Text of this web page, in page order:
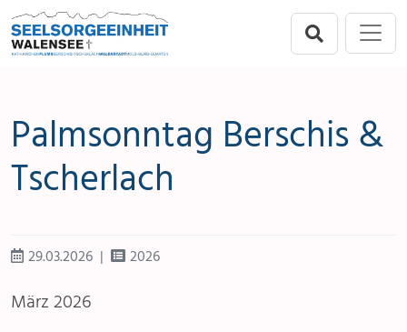
Direkt zur Hauptnavigation springen
Direkt zum Inhalt springen
Palmsonntag Berschis &
Tscherlach
29.03.2026 2026
März 2026
Berschis-Tscherlach
Mols-Murg-Quarten